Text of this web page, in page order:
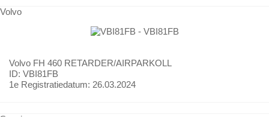
Volvo
Volvo FH 460 RETARDER/AIRPARKOLL
ID: VBI81FB
1e Registratiedatum: 26.03.2024